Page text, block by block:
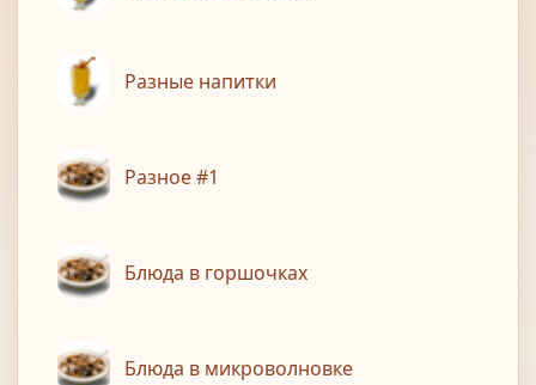
Разные напитки
Разное #1
Блюда в горшочках
Блюда в микроволновке